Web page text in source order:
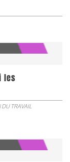
les
TRAVAIL